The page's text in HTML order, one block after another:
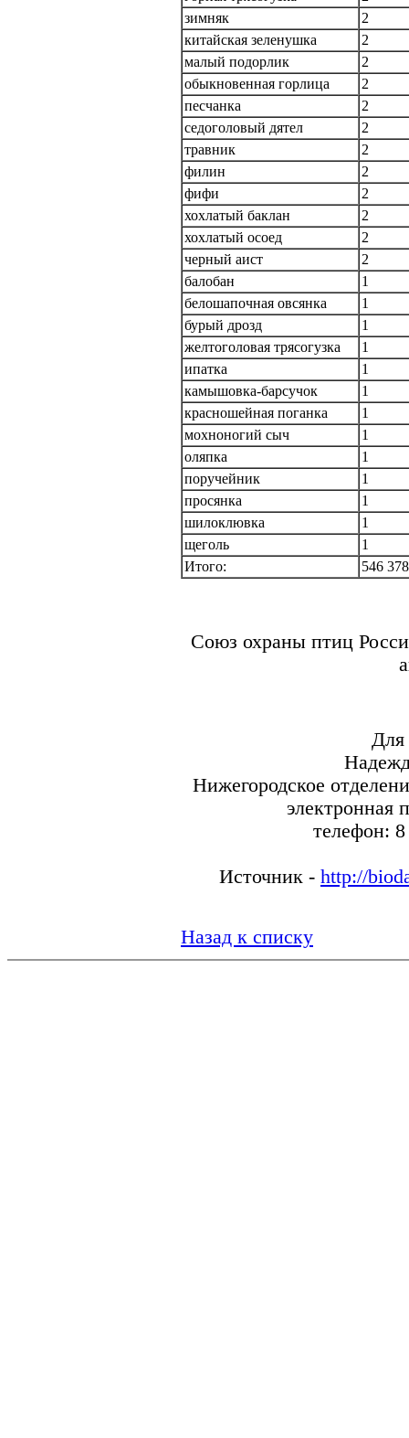
зимняк
2
китайская зеленушка
2
малый подорлик
2
обыкновенная горлица
2
песчанка
2
седоголовый дятел
2
травник
2
филин
2
фифи
2
хохлатый баклан
2
хохлатый осоед
2
черный аист
2
балобан
1
белошапочная овсянка
1
бурый дрозд
1
желтоголовая трясогузка
1
ипатка
1
камышовка-барсучок
1
красношейная поганка
1
мохноногий сыч
1
оляпка
1
поручейник
1
просянка
1
шилоклювка
1
щеголь
1
Итого:
546 378
Союз охраны птиц
Для
Нижегородское
электронная
телефон:
Источник - http://
Назад к списку